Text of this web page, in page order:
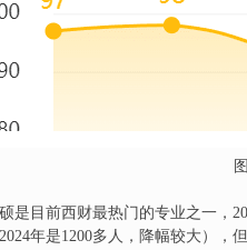
是目前西财最热门的专业之一，
年是1200多人，降幅较大），